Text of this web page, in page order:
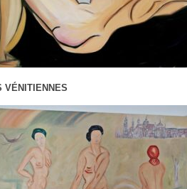
VÉNITIENNES